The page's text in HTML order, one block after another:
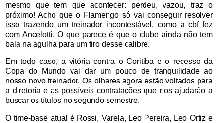
mesmo que tem que acontecer: perdeu, vazou, traz o
próximo! Acho que o Flamengo só vai conseguir resolver
isso trazendo um treinador incontestável, como a cbf fez
com Ancelotti. O que parece é que o clube ainda não tem
bala na agulha para um tiro desse calibre.
Em todo caso, a vitória contra o Coritiba e o recesso da
Copa do Mundo vai dar um pouco de tranquilidade ao
nosso novo treinador. Os olhares agora estão voltados para
a diretoria e as possíveis contratações que nos ajudarão a
buscar os títulos no segundo semestre.
O time-base atual é Rossi, Varela, Leo Pereira, Leo Ortiz e